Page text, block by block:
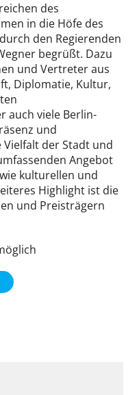
des
in die Höfe des
den Regierenden
begrüßt. Dazu
und Vertreter aus
Diplomatie, Kultur,
auch viele Berlin-
und
der Stadt und
Angebot
kulturellen und
Highlight ist die
und Preisträgern